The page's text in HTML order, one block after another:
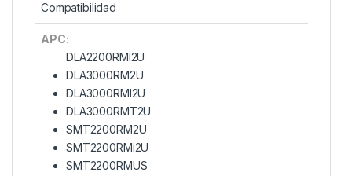
Compatibilidad
APC:
DLA2200RMI2U
DLA3000RM2U
DLA3000RMI2U
DLA3000RMT2U
SMT2200RM2U
SMT2200RMi2U
SMT2200RMUS